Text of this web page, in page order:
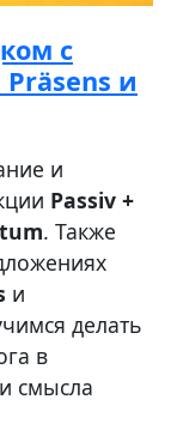
с
и
и
Passiv +
. Также
и
делать
в
смысла